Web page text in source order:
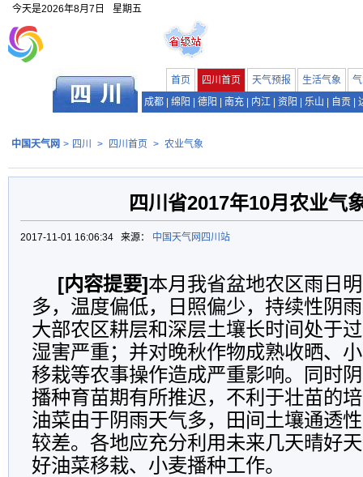
今天是2026年8月7日 星期五
首页 四川首页 天气预报 生活气象
成都
绵阳 德阳 南充 内江 资阳 乐山 自贡
中国天气网 > 四川 > 四川首页 > 农业气象
四川省2017年10月农业气
2017-11-01 16:06:34 来源： 中国天气网四川站
[内容提要]本月我省盆地农区雨日
多，温度偏低，日照偏少，持续性阴
大部农区耕层和深层土壤长时间处于
湿害严重；并对晚秋作物成熟收晒、
移栽等农事操作造成严重影响。同时
播种育苗期有所推迟，不利于壮苗的
油菜由于阴雨天气多，田间土壤通透
较差。各地应充分利用未来几天晴好
好油菜移栽、小麦播种工作。